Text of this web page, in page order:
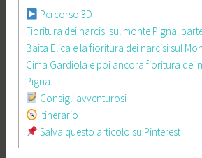
Percorso 3D
Fioritura dei narcisi sul monte Pigna:
Baita Elica e la fioritura dei narcisi sul
Cima Gardiola e poi ancora fioritura dei
Pigna
Consigli avventurosi
Itinerario
Salva questo articolo su Pinterest